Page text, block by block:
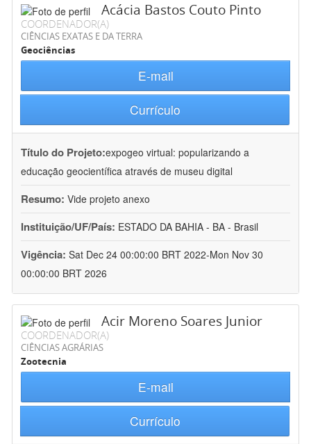
Acácia Bastos Couto Pinto
COORDENADOR(A)
CIÊNCIAS EXATAS E DA TERRA
Geociências
E-mail
Currículo
Título do Projeto:expogeo virtual: popularizando a
educação geocientífica através de museu digital
Resumo: Vide projeto anexo
Instituição/UF/País: ESTADO DA BAHIA - BA - Brasil
Vigência: Sat Dec 24 00:00:00 BRT 2022-Mon Nov 30
00:00:00 BRT 2026
Acir Moreno Soares Junior
COORDENADOR(A)
CIÊNCIAS AGRÁRIAS
Zootecnia
E-mail
Currículo